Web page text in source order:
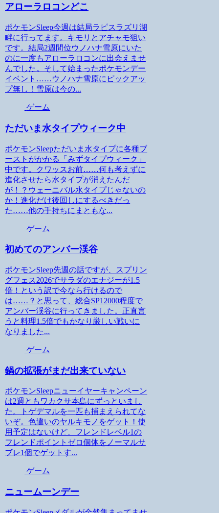
アローラロコンどこ
ポケモンSleep今週は結局ラピスラズリ湖
畔に行ってます。キモリとアチャモ狙い
です。結局2週間位ウノハナ雪原にいた
のに一度もアローラロコンに出会えませ
んでした。そして始まったポケモンデー
イベント……ウノハナ雪原にピックアッ
プ無し！雪原は今の...
ゲーム
ただいま水タイプウィーク中
ポケモンSleepただいま水タイプに各種ブ
ーストがかかる「みずタイプウィーク」
中です。クワッスお前……何も考えずに
進化させたら水タイプが消えたんだ
が！？ウェーニバル水タイプじゃないの
か！進化だけ後回しにするべきだっ
た……他の手持ちにまともな...
ゲーム
初めてのアンバー渓谷
ポケモンSleep先週の話ですが、スプリン
グフェス2026でサラダのエナジーが1.5
倍！という訳で今なら行けるので
は……？と思って、総合SP12000程度で
アンバー渓谷に行ってきました。正直言
うと料理1.5倍でもかなり厳しい戦いに
なりました...
ゲーム
鍋の拡張がまだ出来ていない
ポケモンSleepニューイヤーキャンペーン
は2週ともワカクサ本島にずっといまし
た。トゲデマルを一匹も捕まえられてな
いぞ。色違いのヤルキモノをゲット！使
用予定はないけど、フレンドレベル1の
フレンドポイントゼロ個体をノーマルサ
ブレ1個でゲットす...
ゲーム
ニュームーンデー